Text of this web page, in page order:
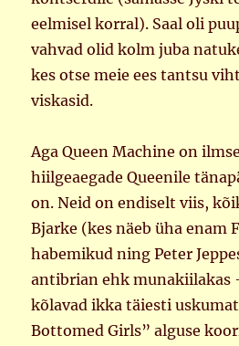
eelmisel korral). Saal oli
vahvad olid kolm juba
kes otse meie ees tantsu
viskasid.
Aga Queen Machine on
hiilgeaegade Queenile
on. Neid on endiselt viis,
Bjarke (kes näeb üha enam
habemikud ning Peter
antibrian ehk munakiilakas
kõlavad ikka täiesti
Bottomed Girls” alguse